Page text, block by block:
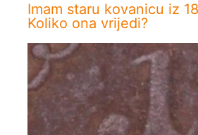
Imam staru kovanicu iz
Koliko ona vrijedi?